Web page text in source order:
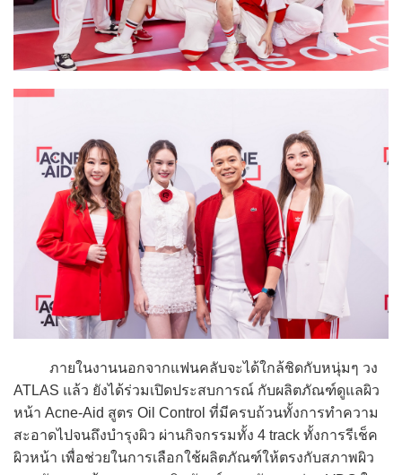
ภายในงานนอกจากแฟนคลับจะได้ใกล้ชิดกับหนุ่มๆ วง
ATLAS แล้ว ยังได้ร่วมเปิดประสบการณ์ กับผลิตภัณฑ์ดูแลผิว
หน้า Acne-Aid สูตร Oil Control ที่มีครบถ้วนทั้งการทำความ
สะอาดไปจนถึงบำรุงผิว ผ่านกิจกรรมทั้ง 4 track ทั้งการรีเช็ค
ผิวหน้า เพื่อช่วยในการเลือกใช้ผลิตภัณฑ์ให้ตรงกับสภาพผิว